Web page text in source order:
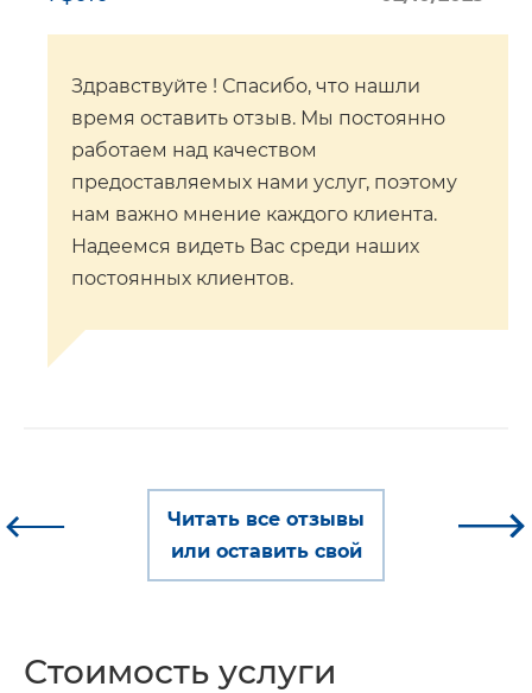
Здравствуйте ! Спасибо, что нашли
время оставить отзыв. Мы постоянно
работаем над качеством
предоставляемых нами услуг, поэтому
нам важно мнение каждого клиента.
Надеемся видеть Вас среди наших
постоянных клиентов.
Читать все отзывы
или оставить свой
Стоимость услуги